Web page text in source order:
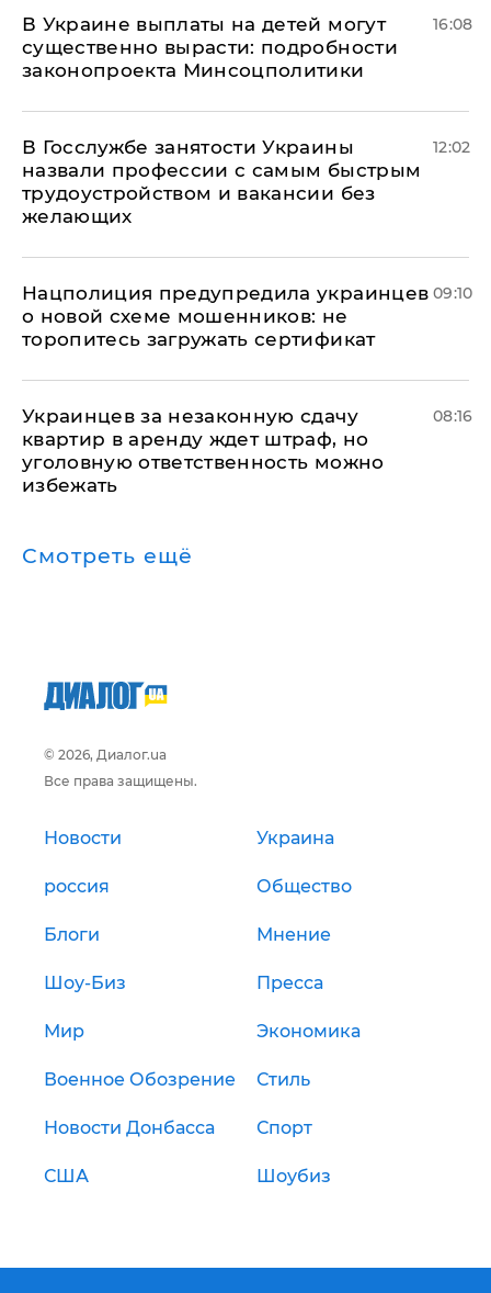
В Украине выплаты на детей могут
существенно вырасти: подробности
законопроекта Минсоцполитики
16:08
В Госслужбе занятости Украины
назвали профессии с самым быстрым
трудоустройством и вакансии без
желающих
12:02
Нацполиция предупредила украинцев
о новой схеме мошенников: не
торопитесь загружать сертификат
09:10
Украинцев за незаконную сдачу
квартир в аренду ждет штраф, но
уголовную ответственность можно
избежать
08:16
Смотреть ещё
© 2026, Диалог.ua
Все права защищены.
Новости Украина
россия Общество
Блоги Мнение
Шоу-Биз Пресса
Мир Экономика
Военное Обозрение Стиль
Новости Донбасса Спорт
США Шоубиз